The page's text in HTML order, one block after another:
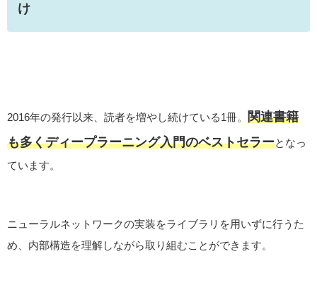
け
2016年の発行以来、読者を増やし続けている1冊。 関連書籍
も多くディープラーニング入門のベストセラーとなっ
ています。
ニューラルネットワークの実装をライブラリを用いずに行うた
め、内部構造を理解しながら取り組むことができます。